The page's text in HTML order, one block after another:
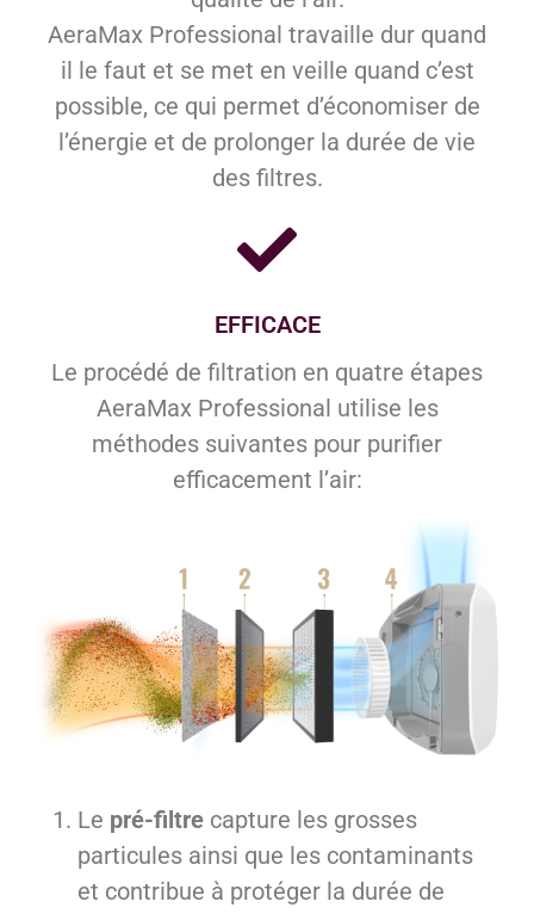
AeraMax Professional travaille dur quand
il le faut et se met en veille quand c’est
possible, ce qui permet d’économiser de
l’énergie et de prolonger la durée de vie
des filtres.
EFFICACE
Le procédé de filtration en quatre étapes
AeraMax Professional utilise les
méthodes suivantes pour purifier
efficacement l’air:
Le pré-filtre capture les grosses
particules ainsi que les contaminants
et contribue à protéger la durée de